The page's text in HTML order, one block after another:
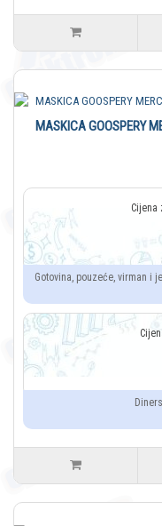
MASKICA GOOSPERY
Gotovina, pouzeće, virman i